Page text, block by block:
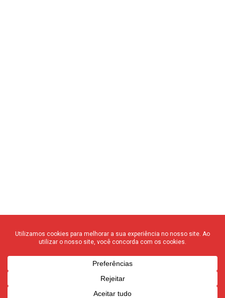
© 2020 F3 Notícias – Todos os direitos reservados
quem somos